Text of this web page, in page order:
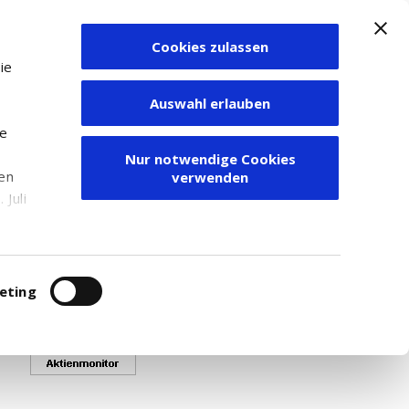
Juli
Cookies zulassen
Auswahl erlauben
Nur notwendige Cookies
verwenden
Zum Depot
Kurse angezeigt werden.
80 999.